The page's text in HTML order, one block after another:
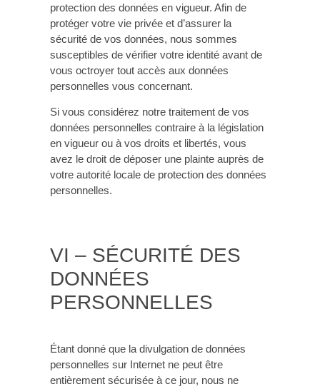
protection des données en vigueur. Afin de
protéger votre vie privée et d’assurer la
sécurité de vos données, nous sommes
susceptibles de vérifier votre identité avant de
vous octroyer tout accès aux données
personnelles vous concernant.
Si vous considérez notre traitement de vos
données personnelles contraire à la législation
en vigueur ou à vos droits et libertés, vous
avez le droit de déposer une plainte auprès de
votre autorité locale de protection des données
personnelles.
VI – SÉCURITÉ DES
DONNÉES
PERSONNELLES
Étant donné que la divulgation de données
personnelles sur Internet ne peut être
entièrement sécurisée à ce jour, nous ne